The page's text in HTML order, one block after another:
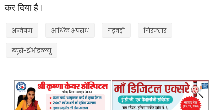
कर दिया है।
अन्वेषण आर्थिक अपराध गड़बड़ी गिरफ्तार
ब्यूरो-ईओडब्ल्यू